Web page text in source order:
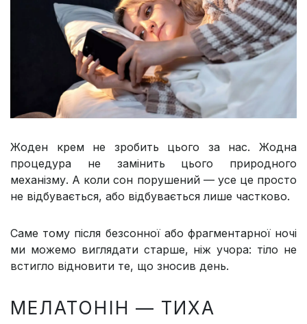
Жоден крем не зробить цього за нас. Жодна
процедура не замінить цього природного
механізму. А коли сон порушений — усе це просто
не відбувається, або відбувається лише частково.
Саме тому після безсонної або фрагментарної ночі
ми можемо виглядати старше, ніж учора: тіло не
встигло відновити те, що зносив день.
МЕЛАТОНІН — ТИХА